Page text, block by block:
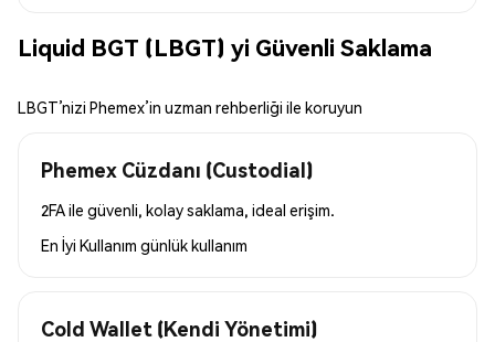
Liquid BGT (LBGT) yi Güvenli Saklama
LBGT’nizi Phemex’in uzman rehberliği ile koruyun
Phemex Cüzdanı (Custodial)
2FA ile güvenli, kolay saklama, ideal erişim.
En İyi Kullanım günlük kullanım
Cold Wallet (Kendi Yönetimi)